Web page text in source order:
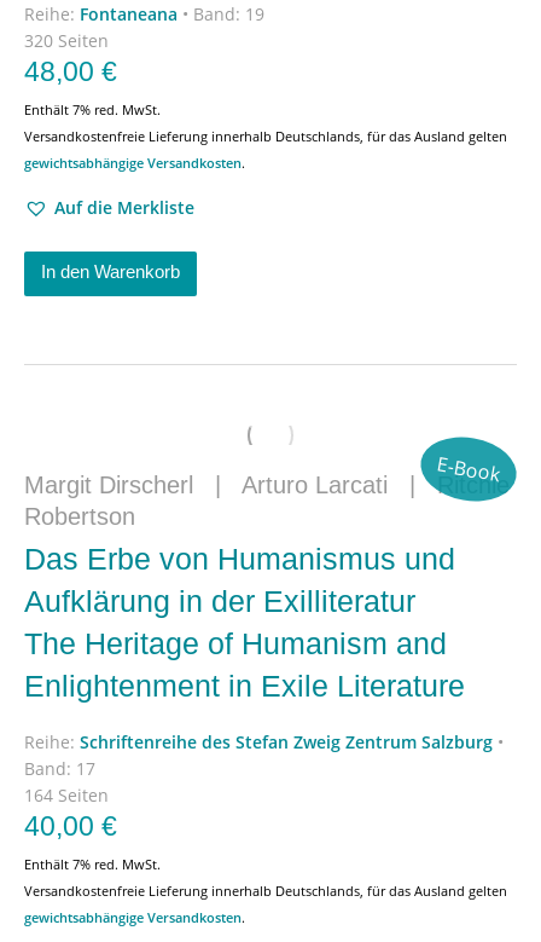
Reihe: Fontaneana • Band: 19
320 Seiten
48,00 €
Enthält 7% red. MwSt.
Versandkostenfreie Lieferung innerhalb Deutschlands, für das Ausland gelten
gewichtsabhängige Versandkosten.
Auf die Merkliste
In den Warenkorb
E-Book
Margit Dirscherl Arturo Larcati |Ritchie
Robertson
Das Erbe von Humanismus und
Aufklärung in der Exilliteratur
The Heritage of Humanism and
Enlightenment in Exile Literature
Reihe: Schriftenreihe des Stefan Zweig Zentrum Salzburg •
Band: 17
164 Seiten
40,00 €
Enthält 7% red. MwSt.
Versandkostenfreie Lieferung innerhalb Deutschlands, für das Ausland gelten
gewichtsabhängige Versandkosten.